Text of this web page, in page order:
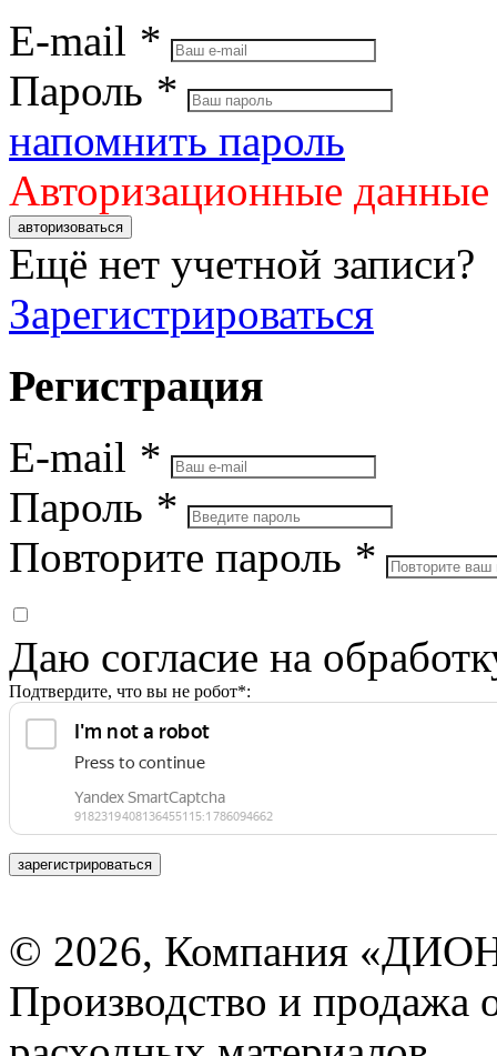
E-mail *
Пароль *
напомнить пароль
Авторизационные
авторизоваться
Ещё нет учетной записи?
Зарегистрироваться
Регистрация
E-mail *
Пароль *
Повторите пароль *
Даю согласие на
Подтвердите, что вы не робот*:
зарегистрироваться
© 2026, Компания
Производство и продажа